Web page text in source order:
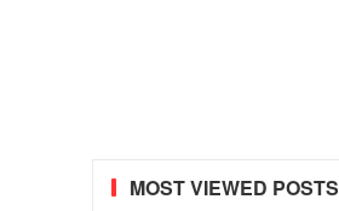
MOST VIEWED POSTS